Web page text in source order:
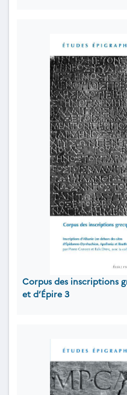
Corpus des inscriptions
et d’Épire 3